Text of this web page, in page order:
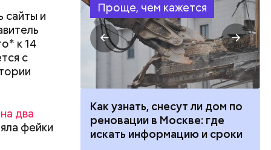
сайты и
к 14
с
два
фейки
Проще, чем кажется
при
кто может
Как узнать, снесут ли дом по
реновации в Москве: где
искать информацию и сроки